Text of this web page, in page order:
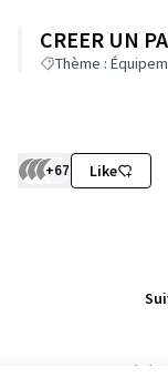
CREER UN
Thème :
+67 Like